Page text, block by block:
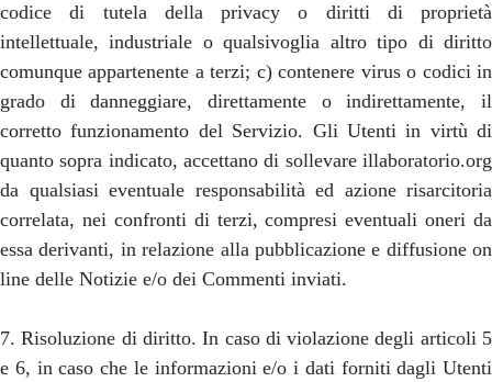
codice di tutela della privacy o diritti di proprietà
intellettuale, industriale o qualsivoglia altro tipo di diritto
comunque appartenente a terzi; c) contenere virus o codici in
grado di danneggiare, direttamente o indirettamente, il
corretto funzionamento del Servizio. Gli Utenti in virtù di
quanto sopra indicato, accettano di sollevare illaboratorio.org
da qualsiasi eventuale responsabilità ed azione risarcitoria
correlata, nei confronti di terzi, compresi eventuali oneri da
essa derivanti, in relazione alla pubblicazione e diffusione on
line delle Notizie e/o dei Commenti inviati.
7. Risoluzione di diritto. In caso di violazione degli articoli 5
e 6, in caso che le informazioni e/o i dati forniti dagli Utenti